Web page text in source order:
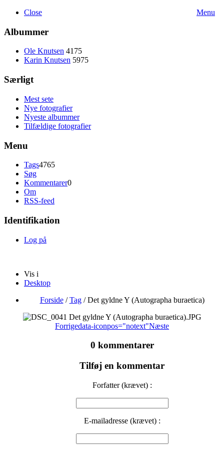
Menu
Close
Albummer
Ole Knutsen 4175
Karin Knutsen 5975
Særligt
Mest sete
Nye fotografier
Nyeste albummer
Tilfældige fotografier
Menu
Tags4765
Søg
Kommentarer0
Om
RSS-feed
Identifikation
Log på
Vis i
Desktop
Forside/Tag /Det gyldne Y (Autographa buraetica)
Forrigedata-iconpos="notext"Næste
0 kommentarer
Tilføj en kommentar
Forfatter (krævet) :
E-mailadresse (krævet) :